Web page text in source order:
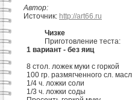
Автор:
Источник: http://art66.ru
Чизке
Приготовление
1 вариант - без яиц
8 стол. ложек муки с горкой
100 гр. размягченного сл.
1/4 ч. ложки соли
1/3 ч. ложки соды